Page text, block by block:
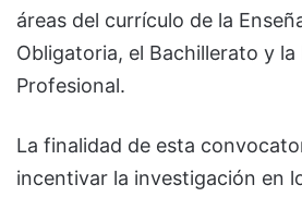
áreas del currículo de la
Obligatoria, el Bachillerato y la
Profesional.
La finalidad de esta
incentivar la investigación en